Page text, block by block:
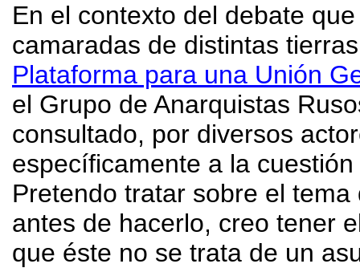
En el contexto del debate
camaradas de distintas
Plataforma para una Unión
el Grupo de Anarquistas
consultado, por diversos
específicamente a la
Pretendo tratar sobre el
antes de hacerlo, creo tener
que éste no se trata de un